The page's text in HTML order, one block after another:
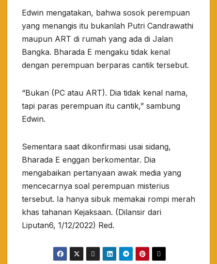
Edwin mengatakan, bahwa sosok perempuan
yang menangis itu bukanlah Putri Candrawathi
maupun ART di rumah yang ada di Jalan
Bangka. Bharada E mengaku tidak kenal
dengan perempuan berparas cantik tersebut.
“Bukan (PC atau ART). Dia tidak kenal nama,
tapi paras perempuan itu cantik,” sambung
Edwin.
Sementara saat dikonfirmasi usai sidang,
Bharada E enggan berkomentar. Dia
mengabaikan pertanyaan awak media yang
mencecarnya soal perempuan misterius
tersebut. Ia hanya sibuk memakai rompi merah
khas tahanan Kejaksaan. (Dilansir dari
Liputan6, 1/12/2022) Red.